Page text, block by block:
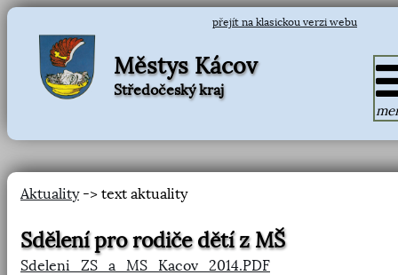
přejít na klasickou verzi webu
Městys Kácov
Středočeský kraj
Aktuality-> text aktuality
Sdělení pro rodiče dětí z MŠ
Sdeleni_ZS_a_MS_Kacov_2014.PDF